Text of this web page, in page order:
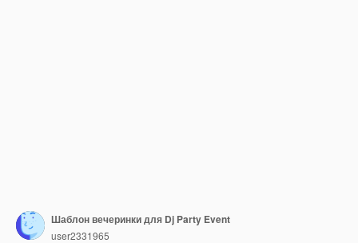
Шаблон вечеринки для Dj Party Event
user2331965